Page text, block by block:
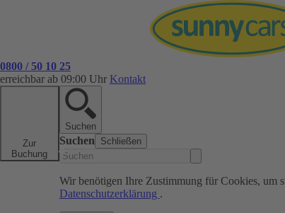
0800 / 50 10 25
erreichbar ab 09:00 Uhr Kontakt
Zur
Buchung
Suchen
Suchen Schließen
Wir benötigen Ihre Zustimmung für Cookies, um
Datenschutzerklärung .